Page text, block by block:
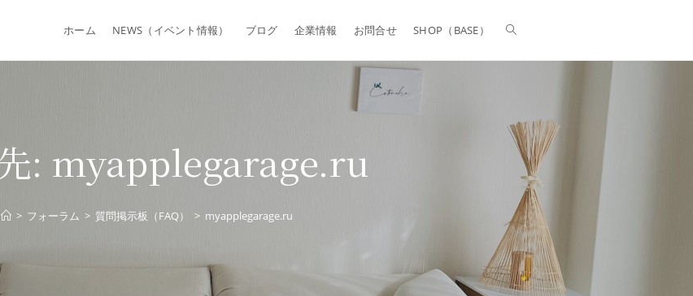
ホーム NEWS（イベント情報） ブログ 企業情報 お問合せ SHOP（BASE）
: myapplegarage.ru
> フォーラム > 質問掲示板（FAQ） > myapplegarage.ru